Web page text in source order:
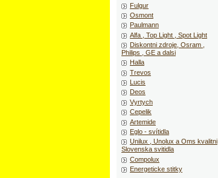
Fulgur
Osmont
Paulmann
Alfa , Top Light , Spot Light
Diskontni zdroje, Osram ,
Philips , GE a dalsi
Halla
Trevos
Lucis
Deos
Vyrtych
Cepelik
Artemide
Eglo - svítidla
Unilux , Unolux a Oms kvalitni
Slovenska svitidla
Compolux
Energeticke stitky